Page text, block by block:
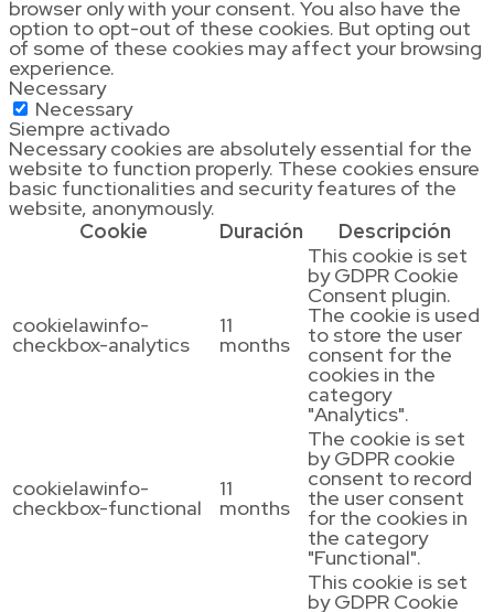
browser only with your consent. You also have the
option to opt-out of these cookies. But opting out
of some of these cookies may affect your browsing
experience.
Necessary
Necessary
Siempre activado
Necessary cookies are absolutely essential for the
website to function properly. These cookies ensure
basic functionalities and security features of the
website, anonymously.
Cookie
Duración Descripción
cookielawinfo-
checkbox-analytics
11
months
This cookie is set
by GDPR Cookie
Consent plugin.
The cookie is used
to store the user
consent for the
cookies in the
category
"Analytics".
cookielawinfo-
checkbox-functional
11
months
The cookie is set
by GDPR cookie
consent to record
the user consent
for the cookies in
the category
"Functional".
This cookie is set
by GDPR Cookie